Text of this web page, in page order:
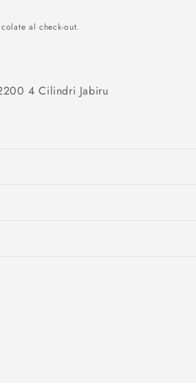
al check-out.
4 Cilindri Jabiru